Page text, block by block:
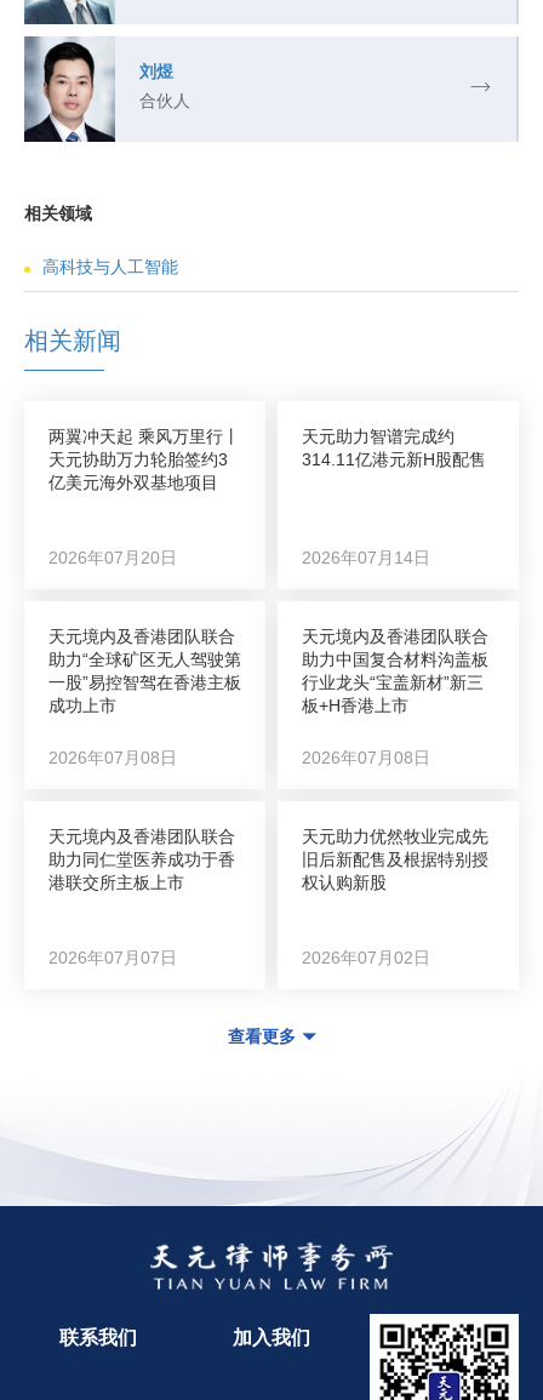
刘煜
合伙人
相关领域
高科技与人工智能
相关新闻
两翼冲天起 乘风万里行丨
天元协助万力轮胎签约3
亿美元海外双基地项目
2026年07月20日
天元助力智谱完成约
314.11亿港元新H股配售
2026年07月14日
天元境内及香港团队联合
助力“全球矿区无人驾驶第
一股”易控智驾在香港主板
成功上市
2026年07月08日
天元境内及香港团队联合
助力中国复合材料沟盖板
行业龙头“宝盖新材”新三
板+H香港上市
2026年07月08日
天元境内及香港团队联合
助力同仁堂医养成功于香
港联交所主板上市
2026年07月07日
天元助力优然牧业完成先
旧后新配售及根据特别授
权认购新股
2026年07月02日
查看更多
联系我们 加入我们